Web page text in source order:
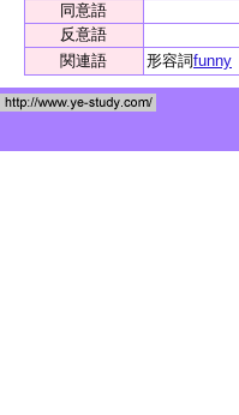
同意語
反意語
関連語
形容詞funny